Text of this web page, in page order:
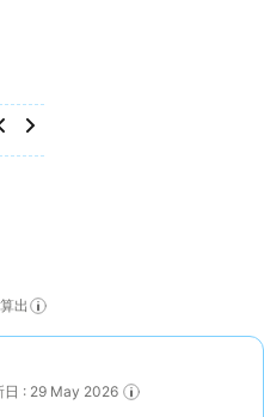
出
日 : 29 May 2026